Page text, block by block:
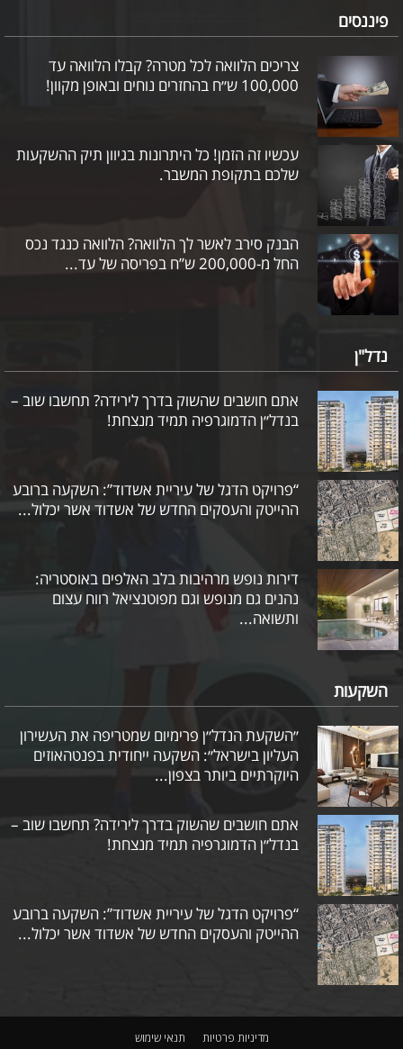
פיננסים
צריכים הלוואה לכל מטרה? קבלו הלוואה עד
100,000 ש״ח בהחזרים נוחים ובאופן מקוון!
עכשיו זה הזמן! כל היתרונות בגיוון תיק ההשקעות
שלכם בתקופת המשבר.
הבנק סירב לאשר לך הלוואה? הלוואה כנגד נכס
החל מ-200,000 ש”ח בפריסה של עד...
נדל"ן
אתם חושבים שהשוק בדרך לירידה? תחשבו שוב –
בנדל״ן הדמוגרפיה תמיד מנצחת!
“פרויקט הדגל של עיריית אשדוד”: השקעה ברובע
ההייטק והעסקים החדש של אשדוד אשר יכלול...
דירות נופש מרהיבות בלב האלפים באוסטריה:
נהנים גם מנופש וגם מפוטנציאל רווח עצום
ותשואה...
השקעות
״השקעת הנדל״ן פרימיום שמטריפה את העשירון
העליון בישראל״: השקעה ייחודית בפנטהאוזים
היוקרתיים ביותר בצפון...
אתם חושבים שהשוק בדרך לירידה? תחשבו שוב –
בנדל״ן הדמוגרפיה תמיד מנצחת!
“פרויקט הדגל של עיריית אשדוד”: השקעה ברובע
ההייטק והעסקים החדש של אשדוד אשר יכלול...
תנאי שימוש מדיניות פרטיות